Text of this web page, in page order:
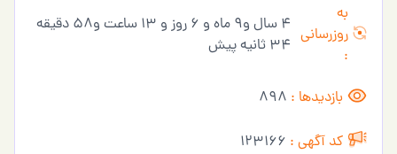
به
روزرسانی
:
4 سال و9 ماه و 6 روز و 13 ساعت و58 دقیقه
34 ثانیه پیش
بازدیدها : 898
کد آگهی : 123166